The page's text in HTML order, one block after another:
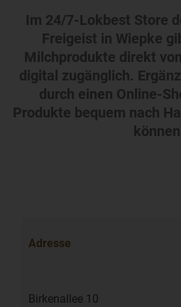
Im 24/7-Lokbest Store
Freigeist in Wiepke
Milchprodukte direkt
digital zugänglich.
durch einen Online-
Produkte bequem nach
Adresse
Birkenallee 10